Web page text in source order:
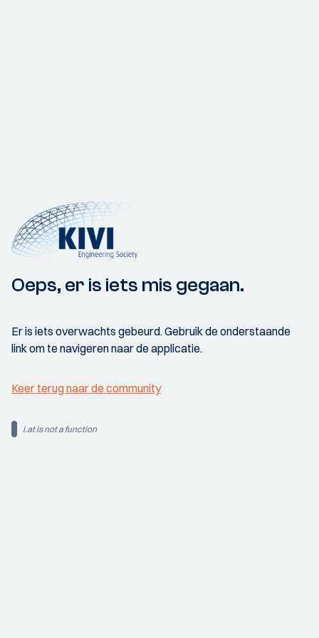
Oeps, er is iets mis gegaan.
Er is iets overwachts gebeurd. Gebruik de onderstaande
link om te navigeren naar de applicatie.
Keer terug naar de community
i.at is not a function